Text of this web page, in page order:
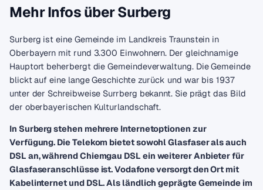
Mehr Infos über Surberg
Surberg ist eine Gemeinde im Landkreis Traunstein in
Oberbayern mit rund 3.300 Einwohnern. Der gleichnamige
Hauptort beherbergt die Gemeindeverwaltung. Die Gemeinde
blickt auf eine lange Geschichte zurück und war bis 1937
unter der Schreibweise Surrberg bekannt. Sie prägt das Bild
der oberbayerischen Kulturlandschaft.
In Surberg stehen mehrere Internetoptionen zur
Verfügung. Die Telekom bietet sowohl Glasfaser als auch
DSL an, während Chiemgau DSL ein weiterer Anbieter für
Glasfaseranschlüsse ist. Vodafone versorgt den Ort mit
Kabelinternet und DSL. Als ländlich geprägte Gemeinde im